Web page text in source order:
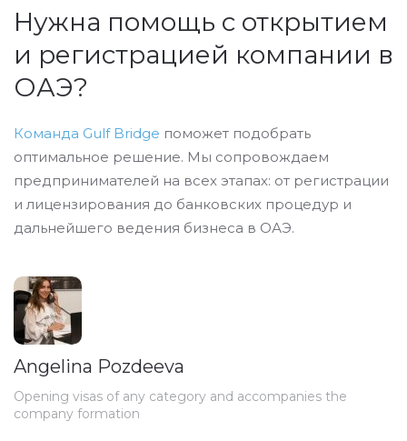
Нужна помощь с открытием
и регистрацией компании в
ОАЭ?
Команда Gulf Bridge поможет подобрать
оптимальное решение. Мы сопровождаем
предпринимателей на всех этапах: от регистрации
и лицензирования до банковских процедур и
дальнейшего ведения бизнеса в ОАЭ.
Angelina Pozdeeva
Opening visas of any category and accompanies the
company formation